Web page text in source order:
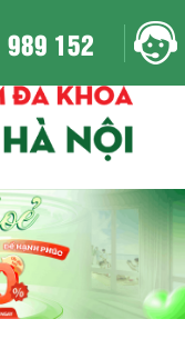
152
|| Liên hệ : 0971 989 152